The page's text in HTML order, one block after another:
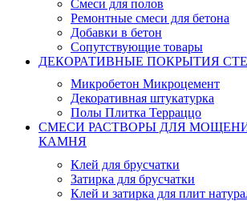
Смеси для полов
Ремонтные смеси для бетона
Добавки в бетон
Сопутствующие товары
ДЕКОРАТИВНЫЕ ПОКРЫТИЯ
Микробетон Микроцемент
Декоративная штукатурка
Полы Плитка Терраццо
СМЕСИ РАСТВОРЫ ДЛЯ
КАМНЯ
Клей для брусчатки
Затирка для брусчатки
Клей и затирка для плит